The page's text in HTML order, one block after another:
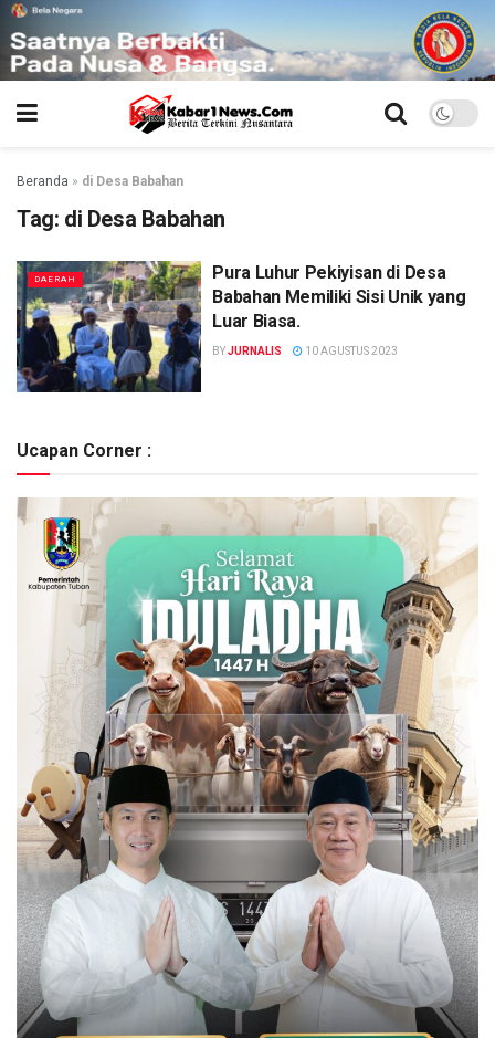
Beranda » di Desa Babahan
Tag: di Desa Babahan
DAERAH
Pura Luhur Pekiyisan di Desa
Babahan Memiliki Sisi Unik yang
Luar Biasa.
BYJURNALIS 10 AGUSTUS 2023
Ucapan Corner :